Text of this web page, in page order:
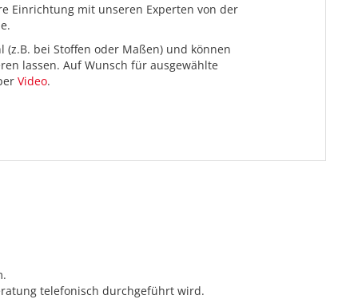
Einrichtung mit unseren Experten von der
bei Stoffen oder Maßen) und können
lassen. Auf Wunsch für ausgewählte
Video.
telefonisch durchgeführt wird.